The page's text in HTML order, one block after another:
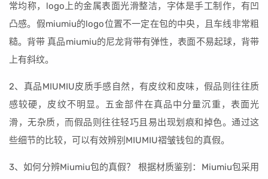
常均称，logo上的金属表面光滑整洁，字体是手工制作，有凹
凸感。假miumiu的logo位置不一定在包的中央，且车线非常粗
糙。背带 真品miumiu的尼龙背带有弹性，表面不易起球，背带
上有斜纹。
2、真品MIUMIU皮质手感自然，有皮纹和皮味，假品则往往质
感较硬，皮纹不明显。五金部件在真品中分量沉重，表面光
滑，无杂质，而假品则往往轻巧且易出现划痕和掉色。通过这
些细节的比较，可以有效辨别MIUMIU褶皱钱包的真假。
3、如何分辨Miumiu包的真假？ 根据材质鉴别：Miumiu包采用